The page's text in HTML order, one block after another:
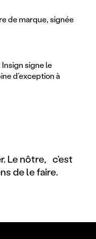
de marque, signée
Insign signe le
d’exception à
Le nôtre, c’est
de le faire.